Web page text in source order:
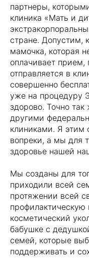
партнеры,
клиника «Мать и
стране. Допустим,
мамочка, которая
оплачивает прием,
отправляется в
совершенно
уже на процедуру
здорово. Точно
другими
клиниками. Я этим
вопреки, а мы для
здоровье нашей
Мы созданы для
приходили всей
протяжении всей
профилактическую
косметический
бабушке с
семей, которые
поддерживать и